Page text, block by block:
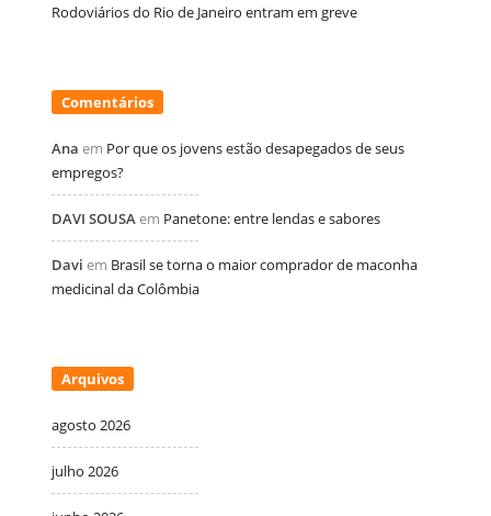
Rodoviários do Rio de Janeiro entram em greve
Comentários
Ana em Por que os jovens estão desapegados de seus
empregos?
DAVI SOUSAem Panetone: entre lendas e sabores
Davi em Brasil se torna o maior comprador de maconha
medicinal da Colômbia
Arquivos
agosto 2026
julho 2026